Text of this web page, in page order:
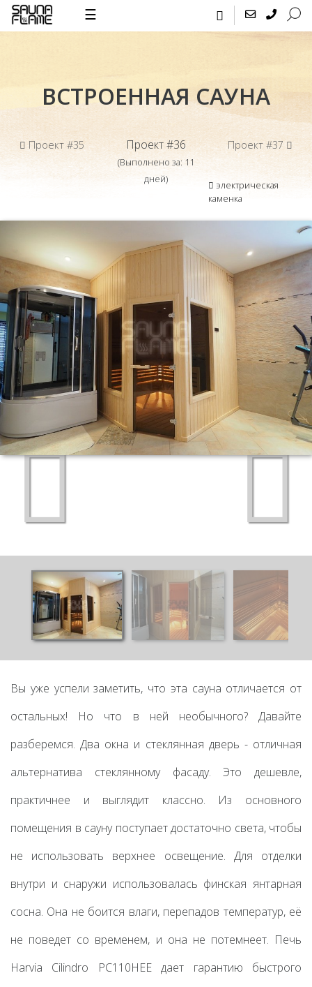
☰
ВСТРОЕННАЯ САУНА
Проект #35 Проект #36
(Выполнено за: 11
дней)
Проект #37
электрическая
каменка
Вы уже успели заметить, что эта сауна отличается от
остальных! Но что в ней необычного? Давайте
разберемся. Два окна и стеклянная дверь - отличная
альтернатива стеклянному фасаду. Это дешевле,
практичнее и выглядит классно. Из основного
помещения в сауну поступает достаточно света, чтобы
не использовать верхнее освещение. Для отделки
внутри и снаружи использовалась финская янтарная
сосна. Она не боится влаги, перепадов температур, её
не поведет со временем, и она не потемнеет. Печь
Harvia Cilindro PC110HEE дает гарантию быстрого